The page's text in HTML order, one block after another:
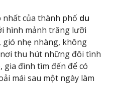
của thành phố du
hình mảnh trăng lưỡi
nhẹ nhàng, không
thu hút những đôi tình
gia đình tìm đến để có
mái sau một ngày làm